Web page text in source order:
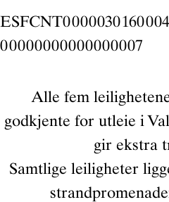
00000000000000007
Alle fem
godkjente for utleie i
gir ekstra
Samtlige leiligheter